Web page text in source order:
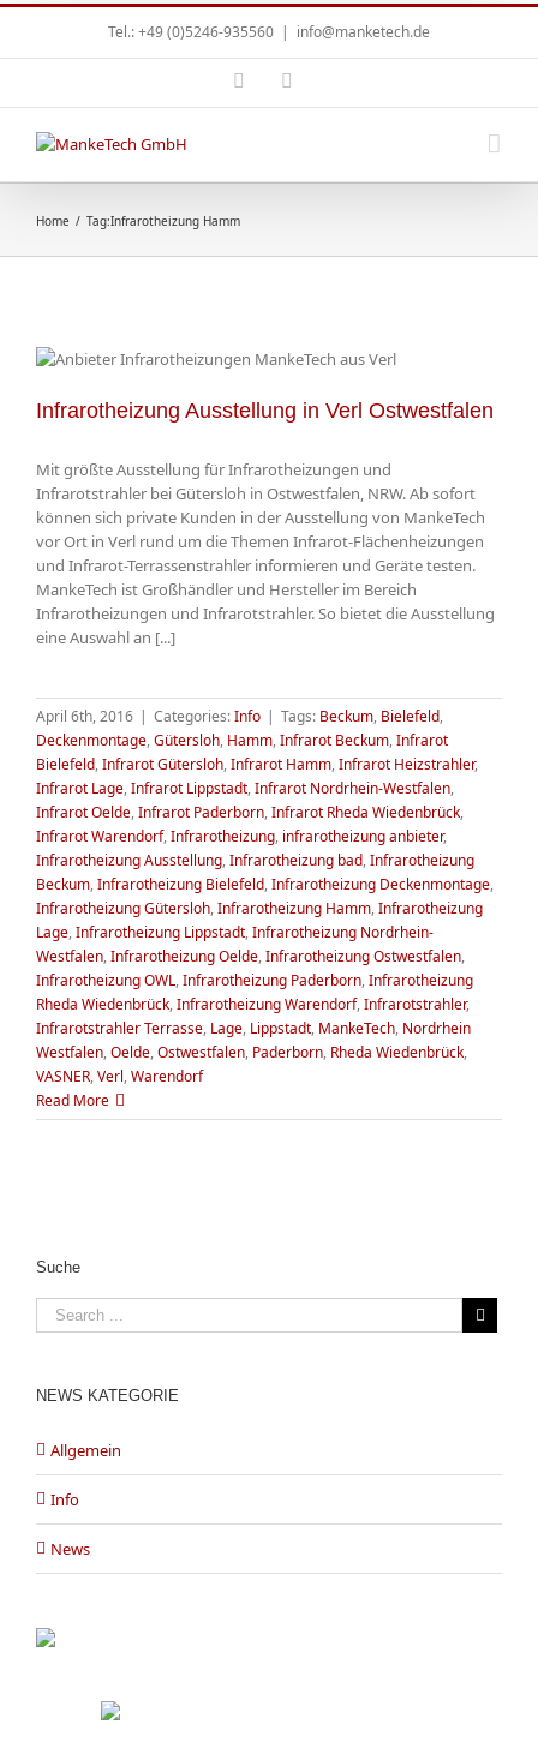
Tel.: +49 (0)5246-935560 | info@manketech.de
Home / Tag:Infrarotheizung Hamm
Infrarotheizung Ausstellung in Verl Ostwestfalen
Mit größte Ausstellung für Infrarotheizungen und
Infrarotstrahler bei Gütersloh in Ostwestfalen, NRW. Ab sofort
können sich private Kunden in der Ausstellung von MankeTech
vor Ort in Verl rund um die Themen Infrarot-Flächenheizungen
und Infrarot-Terrassenstrahler informieren und Geräte testen.
MankeTech ist Großhändler und Hersteller im Bereich
Infrarotheizungen und Infrarotstrahler. So bietet die Ausstellung
eine Auswahl an [...]
April 6th, 2016 | Categories:Info | Tags: Beckum, Bielefeld,
Deckenmontage,Gütersloh, Hamm,Infrarot Beckum,Infrarot
Bielefeld,Infrarot Gütersloh,Infrarot Hamm,Infrarot Heizstrahler,
Infrarot Lage,Infrarot Lippstadt,Infrarot Nordrhein-Westfalen,
Infrarot Oelde,Infrarot Paderborn,Infrarot Rheda Wiedenbrück,
Infrarot Warendorf,Infrarotheizung, infrarotheizung anbieter,
Infrarotheizung Ausstellung,Infrarotheizung bad,Infrarotheizung
Beckum,Infrarotheizung Bielefeld,Infrarotheizung Deckenmontage,
Infrarotheizung Gütersloh,Infrarotheizung Hamm,Infrarotheizung
Lage,Infrarotheizung Lippstadt,Infrarotheizung Nordrhein-
Westfalen,Infrarotheizung Oelde,Infrarotheizung Ostwestfalen,
Infrarotheizung OWL,Infrarotheizung Paderborn,Infrarotheizung
Rheda Wiedenbrück,Infrarotheizung Warendorf,Infrarotstrahler,
Infrarotstrahler Terrasse, Lage, Lippstadt, MankeTech, Nordrhein
Westfalen,Oelde,Ostwestfalen, Paderborn, Rheda Wiedenbrück,
VASNER,Verl,Warendorf
Read More
Suche
NEWS KATEGORIE
Allgemein
Info
News